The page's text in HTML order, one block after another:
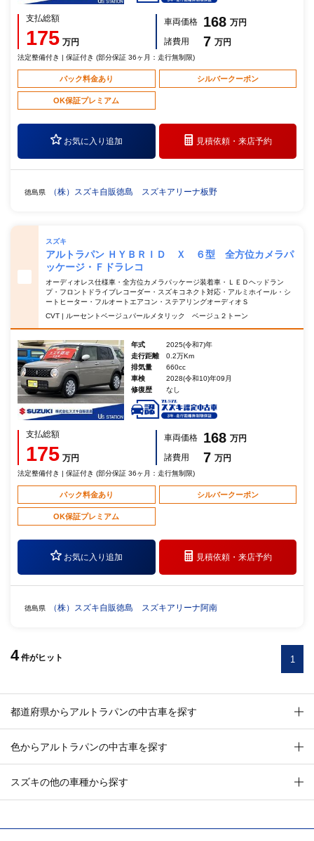
支払総額
175 万円
車両価格 168 万円
諸費用
7 万円
法定整備付き | 保証付き (部分保証 36ヶ月：走行無制限)
パック料金あり シルバークーポン
OK保証プレミアム
お気に入り追加 見積依頼・来店予約
徳島県 （株）スズキ自販徳島 スズキアリーナ板野
スズキ
アルトラパン ＨＹＢＲＩＤ Ｘ ６型 全方位カメラパ
ッケージ・Ｆドラレコ
オーディオレス仕様車・全方位カメラパッケージ装着車・ＬＥＤヘッドラン
プ・フロントドライブレコーダー・スズキコネクト対応・アルミホイール・シ
ートヒーター・フルオートエアコン・ステアリングオーディオＳ
CVT | ルーセントベージュパールメタリック ベージュ２トーン
年式
2025(令和7)年
走行距離
0.2万Km
排気量
660cc
車検
2028(令和10)年09月
修復歴
なし
支払総額
175 万円
車両価格 168 万円
諸費用
7 万円
法定整備付き | 保証付き (部分保証 36ヶ月：走行無制限)
パック料金あり シルバークーポン
OK保証プレミアム
お気に入り追加 見積依頼・来店予約
徳島県 （株）スズキ自販徳島 スズキアリーナ阿南
4 件がヒット 1
都道府県からアルトラパンの中古車を探す
色からアルトラパンの中古車を探す
スズキの他の車種から探す